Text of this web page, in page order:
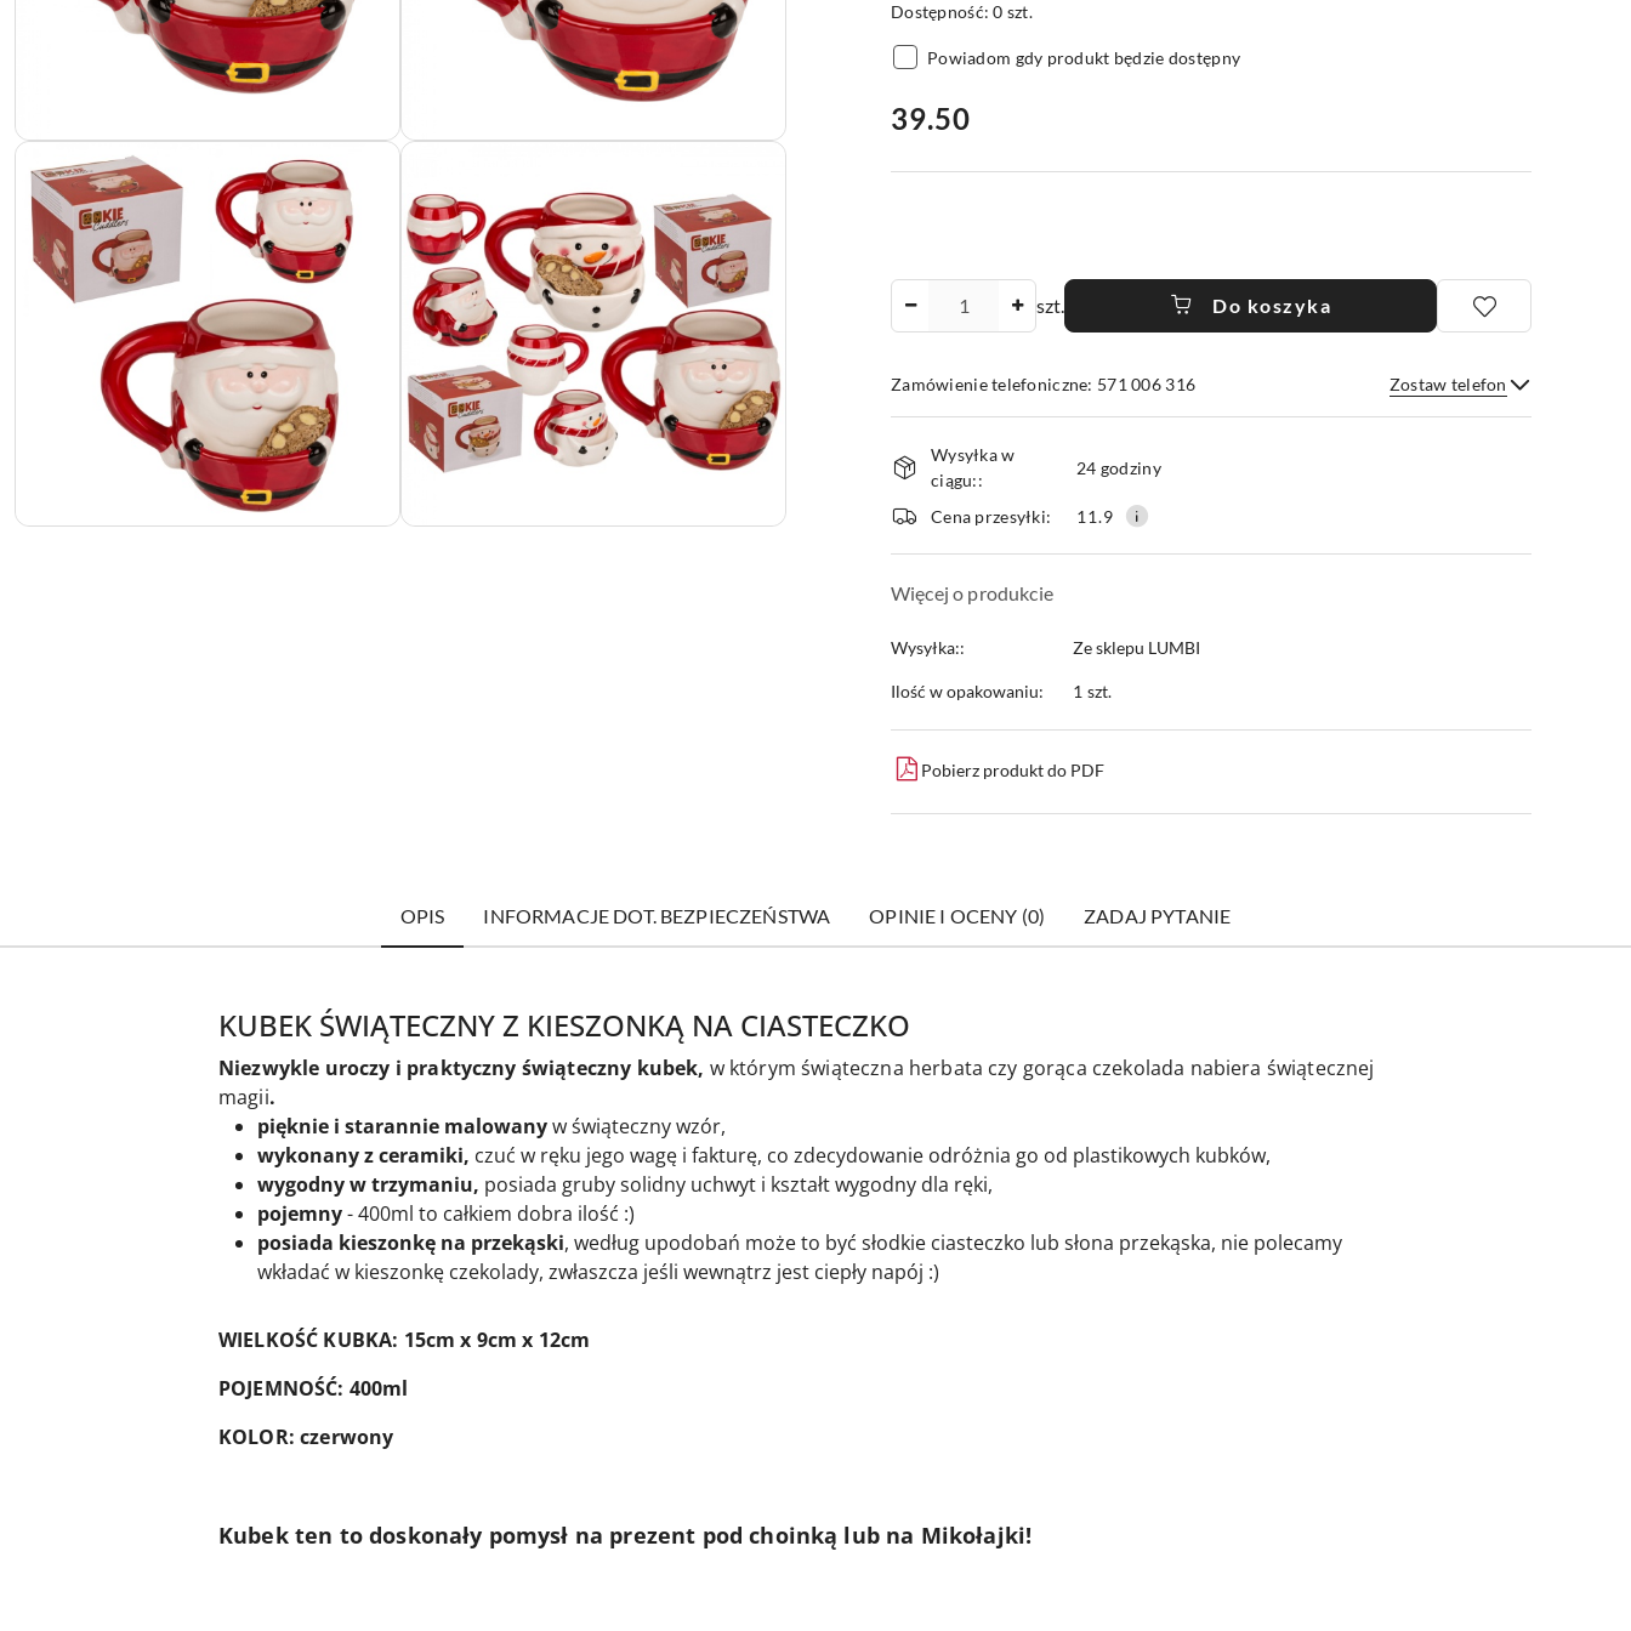
Dostępność:0 szt.
Powiadom gdy produkt będzie dostępny
cena:
39.50
szt. Do koszyka
Zamówienie telefoniczne: 571 006 316 Zostaw telefon
Wyślij
i
dostawa
Wysyłka w
ciągu::
24 godziny
Cena przesyłki: 11.9
Więcej o produkcie
Wysyłka:: Ze sklepu LUMBI
Ilość w opakowaniu: 1 szt.
Pobierz produkt do PDF
OPIS INFORMACJE DOT. BEZPIECZEŃSTWA OPINIE I OCENY (0) ZADAJ PYTANIE
KUBEK ŚWIĄTECZNY Z KIESZONKĄ NA CIASTECZKO
Niezwykle uroczy i praktyczny świąteczny kubek, w którym świąteczna herbata czy gorąca czekolada nabiera świątecznej
magii.
pięknie i starannie malowanyw świąteczny wzór,
wykonany z ceramiki, czuć w ręku jego wagę i fakturę, co zdecydowanie odróżnia go od plastikowych kubków,
wygodny w trzymaniu, posiada gruby solidny uchwyt i kształt wygodny dla ręki,
pojemny- 400ml to całkiem dobra ilość :)
posiada kieszonkę na przekąski, według upodobań może to być słodkie ciasteczko lub słona przekąska, nie polecamy
wkładać w kieszonkę czekolady, zwłaszcza jeśli wewnątrz jest ciepły napój :)
WIELKOŚĆ KUBKA: 15cm x 9cm x 12cm
POJEMNOŚĆ: 400ml
KOLOR: czerwony
Kubek ten to doskonały pomysł na prezent pod choinką lub na Mikołajki!